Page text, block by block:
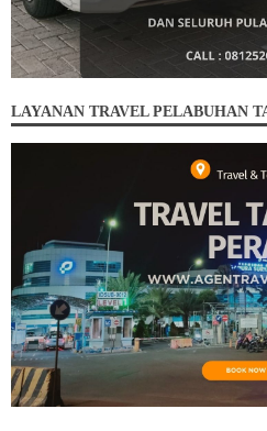
LAYANAN TRAVEL PELABUHAN